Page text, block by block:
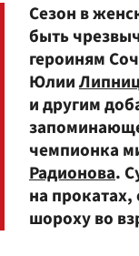
Сезон в
быть
героиням
Юлии
и другим
чемпионка
Радионова.
на прокатах,
шороху во